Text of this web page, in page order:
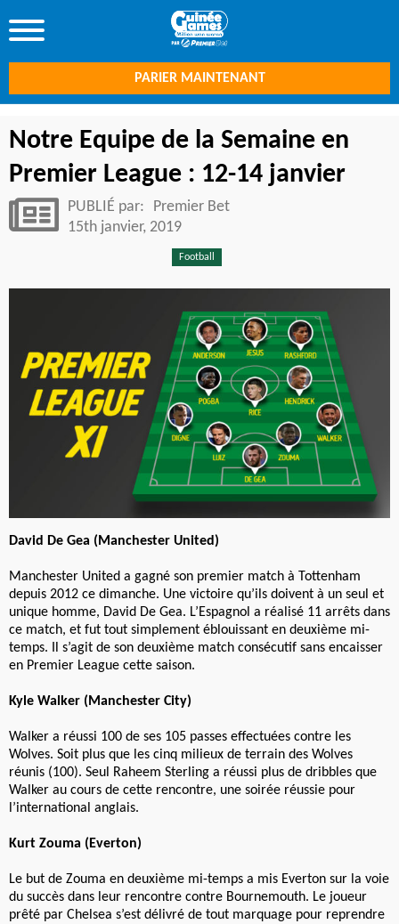
PARIER MAINTENANT
Notre Equipe de la Semaine en
Premier League : 12-14 janvier
PUBLIÉ par:
Premier Bet
15th janvier, 2019
Football
David De Gea (Manchester United)
Manchester United a gagné son premier match à Tottenham
depuis 2012 ce dimanche. Une victoire qu’ils doivent à un seul et
unique homme, David De Gea. L’Espagnol a réalisé 11 arrêts dans
ce match, et fut tout simplement éblouissant en deuxième mi-
temps. Il s’agit de son deuxième match consécutif sans encaisser
en Premier League cette saison.
Kyle Walker (Manchester City)
Walker a réussi 100 de ses 105 passes effectuées contre les
Wolves. Soit plus que les cinq milieux de terrain des Wolves
réunis (100). Seul Raheem Sterling a réussi plus de dribbles que
Walker au cours de cette rencontre, une soirée réussie pour
l’international anglais.
Kurt Zouma (Everton)
Le but de Zouma en deuxième mi-temps a mis Everton sur la voie
du succès dans leur rencontre contre Bournemouth. Le joueur
prêté par Chelsea s’est délivré de tout marquage pour reprendre